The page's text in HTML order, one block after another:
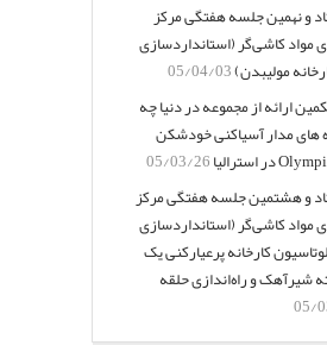
و نهمین جلسه هفتگی مرکز
مواد کاشی‌گر (استانداردسازی
مولیبدن)05/04/03
ارائه از مجموعه در دنیا چه
های مدار آسیاکنی خودشکن
05/03/26
و هشتمین جلسه هفتگی مرکز
مواد کاشی‌گر (استانداردسازی
کارخانه پرعیارکنی یک
شیرآهک و راه‌اندازی حلقه
05/